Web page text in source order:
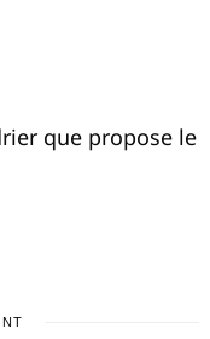
que propose le